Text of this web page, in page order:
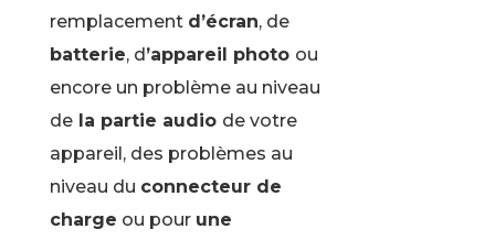
remplacement d’écran, de
batterie, d’appareil photo ou
encore un problème au niveau
dela partie audio de votre
appareil, des problèmes au
niveau du connecteur de
charge ou pour une